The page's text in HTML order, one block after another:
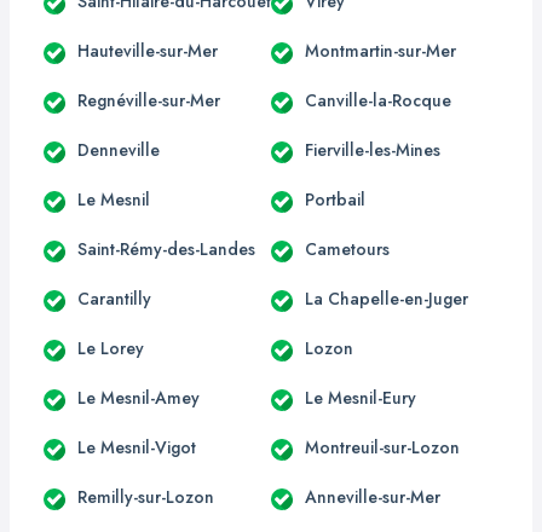
Hauteville-sur-Mer Montmartin-sur-Mer
Regnéville-sur-Mer Canville-la-Rocque
Denneville Fierville-les-Mines
Le Mesnil Portbail
Saint-Rémy-des-Landes Cametours
Carantilly La Chapelle-en-Juger
Le Lorey Lozon
Le Mesnil-Amey Le Mesnil-Eury
Le Mesnil-Vigot Montreuil-sur-Lozon
Remilly-sur-Lozon Anneville-sur-Mer